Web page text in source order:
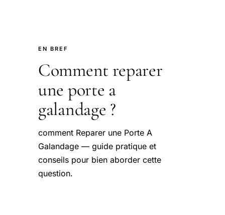
EN BREF
Comment reparer
une porte a
galandage ?
comment Reparer une Porte A
Galandage — guide pratique et
conseils pour bien aborder cette
question.